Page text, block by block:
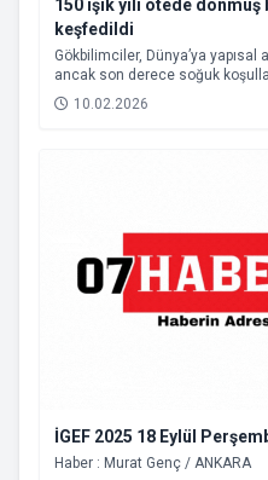
150 ışık yılı ötede
keşfedildi
Gökbilimciler, Dünya’ya
ancak son derece soğuk
adayını tespit etti. Yaklaşık 150
137010 b olarak adlandırılan
10.02.2026
İGEF 2025 18 Eylül
Haber : Murat Genç / ANKARA